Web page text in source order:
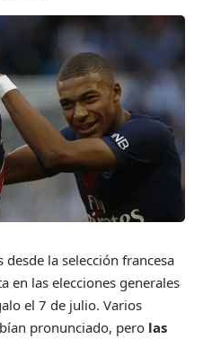
la selección francesa
en las elecciones generales
el 7 de julio. Varios
pronunciado, pero las